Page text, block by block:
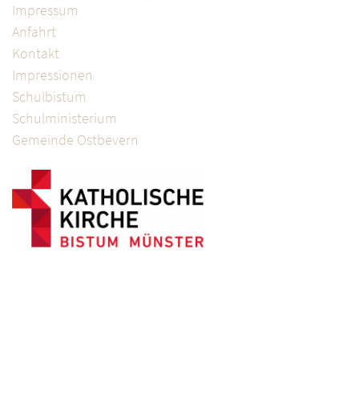
Impressum
Anfahrt
Kontakt
Impressionen
Schulbistum
Schulministerium
Gemeinde Ostbevern